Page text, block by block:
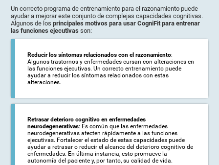
Un correcto programa de entrenamiento para el razonamiento puede
ayudar a mejorar este conjunto de complejas capacidades cognitivas.
Algunos de losprincipales motivos para usar CogniFit para entrenar
las funciones ejecutivas son:
Reducir los síntomas relacionados con el razonamiento:
Algunos trastornos y enfermedades cursan con alteraciones en
las funciones ejecutivas. Un correcto entrenamiento puede
ayudar a reducir los síntomas relacionados con estas
alteraciones.
Retrasar deterioro cognitivo en enfermedades
neurodegenerativas: Es común que las enfermedades
neurodegenerativas afecten rápidamente a las funciones
ejecutivas. Fortalecer el estado de estas capacidades puede
ayudar a retrasar o reducir el alcance del deterioro cognitivo de
enfermedades. En última instancia, esto promueve la
autonomía del paciente y, por tanto, su calidad de vida.